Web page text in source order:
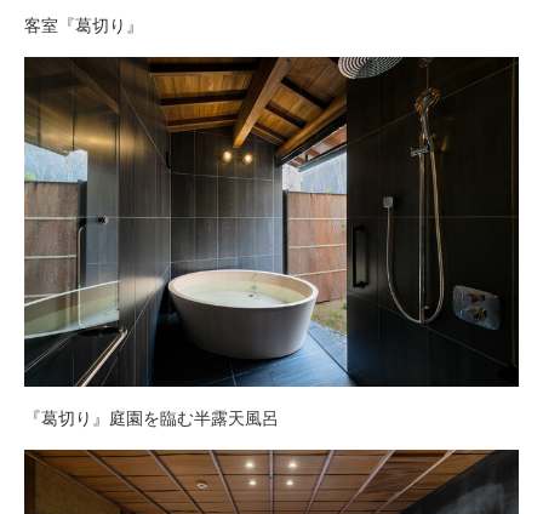
客室『葛切り』
『葛切り』庭園を臨む半露天風呂